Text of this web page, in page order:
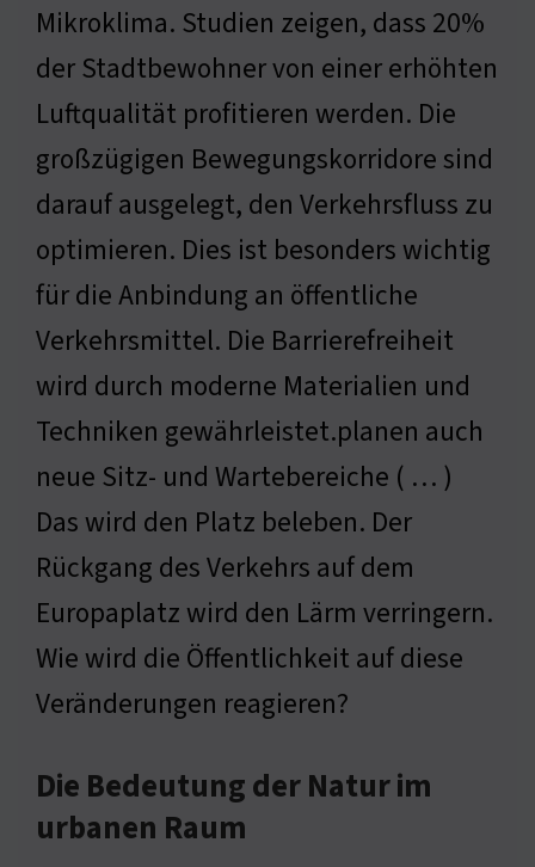
Mikroklima. Studien zeigen, dass 20%
der Stadtbewohner von einer erhöhten
Luftqualität profitieren werden. Die
großzügigen Bewegungskorridore sind
darauf ausgelegt, den Verkehrsfluss zu
optimieren. Dies ist besonders wichtig
für die Anbindung an öffentliche
Verkehrsmittel. Die Barrierefreiheit
wird durch moderne Materialien und
Techniken gewährleistet.planen auch
neue Sitz- und Wartebereiche ( … )
Das wird den Platz beleben. Der
Rückgang des Verkehrs auf dem
Europaplatz wird den Lärm verringern.
Wie wird die Öffentlichkeit auf diese
Veränderungen reagieren?
Die Bedeutung der Natur im
urbanen Raum